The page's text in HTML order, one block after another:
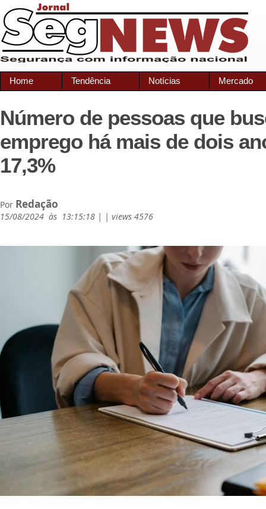
Home Tendência Notícias Mercado
Número de pessoas que
emprego há mais de dois
17,3%
Por Redação
15/08/2024 às 13:15:18 | | views 4576